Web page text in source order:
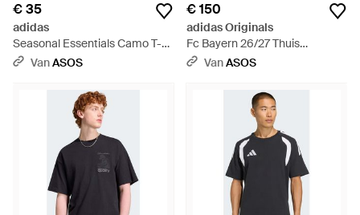
€ 35
adidas
Seasonal Essentials Camo T-
Shirt - Groen
VanASOS
€ 150
adidas Originals
Fc Bayern 26/27 Thuis
Authentic Jersey - Rood
VanASOS